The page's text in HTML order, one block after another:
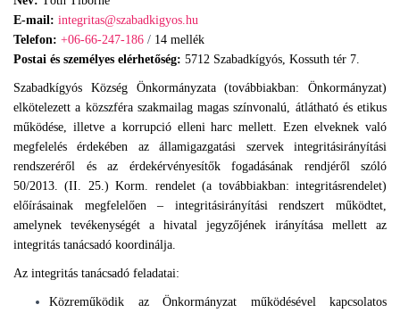
E-mail: integritas@szabadkigyos.hu
Telefon: +06-66-247-186 / 14 mellék
Postai és személyes elérhetőség: 5712 Szabadkígyós, Kossuth tér 7.
Szabadkígyós Község Önkormányzata (továbbiakban: Önkormányzat)
elkötelezett a közszféra szakmailag magas színvonalú, átlátható és etikus
működése, illetve a korrupció elleni harc mellett. Ezen elveknek való
megfelelés érdekében az államigazgatási szervek integritásirányítási
rendszeréről és az érdekérvényesítők fogadásának rendjéről szóló
50/2013. (II. 25.) Korm. rendelet (a továbbiakban: integritásrendelet)
előírásainak megfelelően – integritásirányítási rendszert működtet,
amelynek tevékenységét a hivatal jegyzőjének irányítása mellett az
integritás tanácsadó koordinálja.
Az integritás tanácsadó feladatai:
Közreműködik az Önkormányzat működésével kapcsolatos